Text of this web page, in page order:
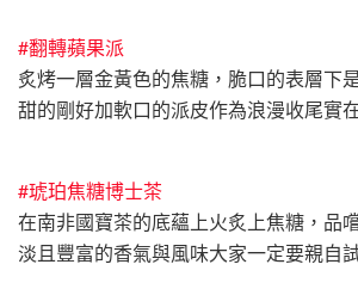
#翻轉蘋果派
炙烤一層金黃色的焦糖，脆口的表層下
甜的剛好加軟口的派皮作為浪漫收尾實
#琥珀焦糖博士茶
在南非國寶茶的底蘊上火炙上焦糖，品
淡且豐富的香氣與風味大家一定要親自